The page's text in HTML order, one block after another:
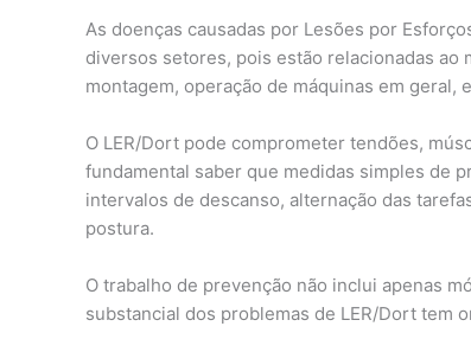
As doenças causadas por Lesões por
diversos setores, pois estão relacionadas ao
montagem, operação de máquinas em
O LER/Dort pode comprometer tendões,
fundamental saber que medidas simples de
intervalos de descanso, alternação das
postura.
O trabalho de prevenção não inclui apenas
substancial dos problemas de LER/Dort tem